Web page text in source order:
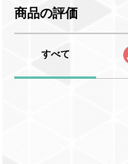
商品の評価
すべて